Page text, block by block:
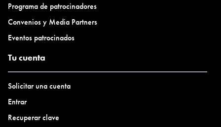
Programa de patrocinadores
Convenios y Media Partners
Eventos patrocinados
Tu cuenta
Solicitar una cuenta
Entrar
Recuperar clave